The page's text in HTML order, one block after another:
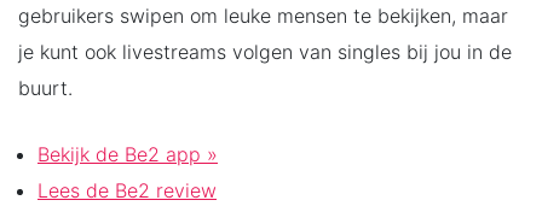
gebruikers swipen om leuke mensen te bekijken, maar
je kunt ook livestreams volgen van singles bij jou in de
buurt.
Bekijk de Be2 app »
Lees de Be2 review